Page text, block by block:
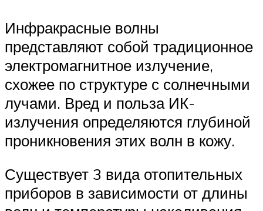
Инфракрасные волны
представляют собой традиционное
электромагнитное излучение,
схожее по структуре с солнечными
лучами. Вред и польза ИК-
излучения определяются глубиной
проникновения этих волн в кожу.
Существует 3 вида отопительных
приборов в зависимости от длины